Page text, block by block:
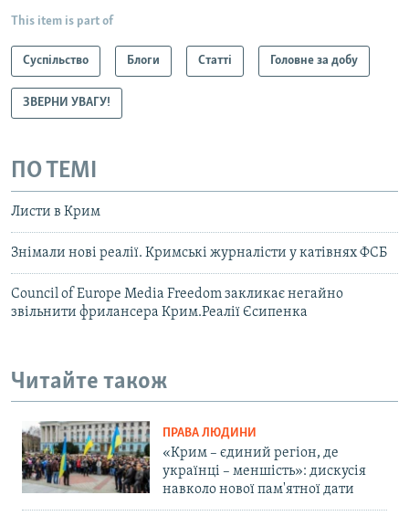
This item is part of
Суспільство Блоги Статті Головне за добу
ЗВЕРНИ УВАГУ!
ПО ТЕМІ
Листи в Крим
Знімали нові реалії. Кримські журналісти у катівнях ФСБ
Council of Europe Media Freedom закликає негайно
звільнити фрилансера Крим.Реалії Єсипенка
Читайте також
ПРАВА ЛЮДИНИ
«Крим – єдиний регіон, де
українці – меншість»: дискусія
навколо нової пам'ятної дати